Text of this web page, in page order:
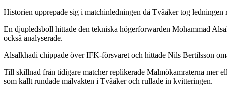
Historien upprepade sig i matchinledningen då Tvååker tog ledningen
En djupledsboll hittade den tekniska högerforwarden Mohammad
också analyserade.
Alsalkhadi chippade över IFK-försvaret och hittade Nils Bertilsson
Till skillnad från tidigare matcher replikerade Malmökamraterna mer
som kallt rundade målvakten i Tvååker och rullade in kvitteringen.